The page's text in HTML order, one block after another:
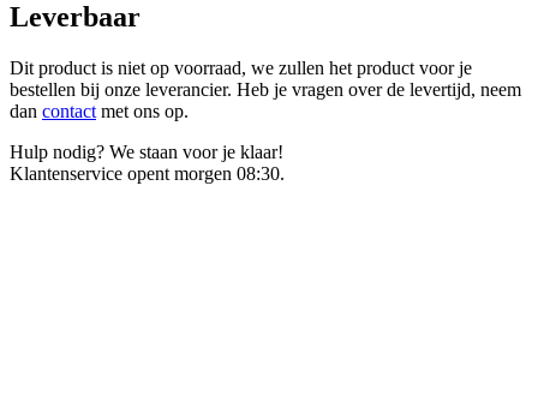
Leverbaar
Dit product is niet op voorraad, we zullen het product voor je
bestellen bij onze leverancier. Heb je vragen over de levertijd, neem
dan contact met ons op.
Hulp nodig? We staan voor je klaar!
Klantenservice opent morgen 08:30.